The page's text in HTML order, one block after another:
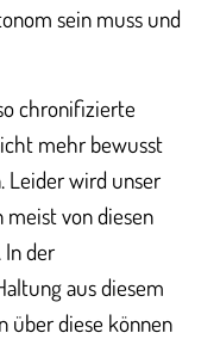
sein muss und
chronifizierte
mehr bewusst
Leider wird unser
von diesen
der
aus diesem
über diese können